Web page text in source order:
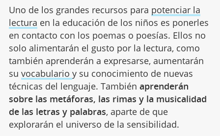
Uno de los grandes recursos para potenciar la
lectura en la educación de los niños es ponerles
en contacto con los poemas o poesías. Ellos no
solo alimentarán el gusto por la lectura, como
también aprenderán a expresarse, aumentarán
su vocabulario y su conocimiento de nuevas
técnicas del lenguaje. También aprenderán
sobre las metáforas, las rimas y la musicalidad
de las letras y palabras, aparte de que
explorarán el universo de la sensibilidad.